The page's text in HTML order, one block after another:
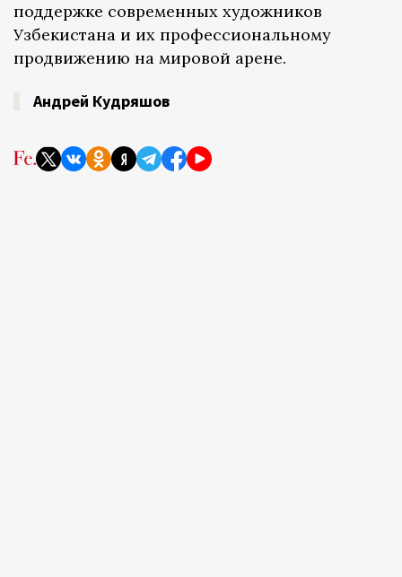
поддержке современных художников
Узбекистана и их профессиональному
продвижению на мировой арене.
Андрей Кудряшов